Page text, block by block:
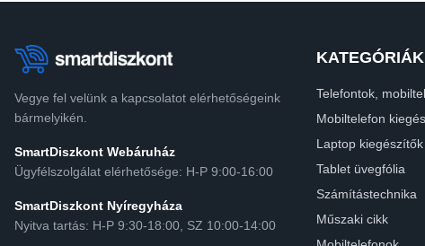
Vegye fel velünk a kapcsolatot elérhetőségeink
bármelyikén.
SmartDiszkont Webáruház
Ügyfélszolgálat elérhetősége: H-P 9:00-16:00
SmartDiszkont Nyíregyháza
Nyitva tartás: H-P 9:30-18:00, SZ 10:00-14:00
KATEGÓRIÁK
Telefontok,
Mobiltelefon
Laptop kiegészítők
Tablet üvegfólia
Számítástechnika
Műszaki cikk